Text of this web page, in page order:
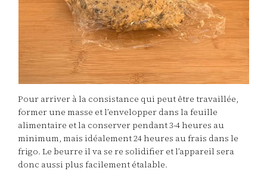
Pour arriver à la consistance qui peut être travaillée,
former une masse et l’envelopper dans la feuille
alimentaire et la conserver pendant 3-4 heures au
minimum, mais idéalement 24 heures au frais dans le
frigo. Le beurre il va se re solidifier et l’appareil sera
donc aussi plus facilement étalable.